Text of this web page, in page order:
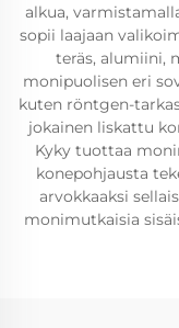
alkua,
sopii laajaan
teräs, alumiini,
monipuolisen eri
kuten röntgen-
jokainen liskattu
Kyky tuottaa
konepohjausta
arvokkaaksi
monimutkaisia